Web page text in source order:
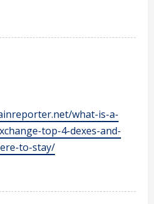
what-is-a-
top-4-dexes-and-
to-stay/